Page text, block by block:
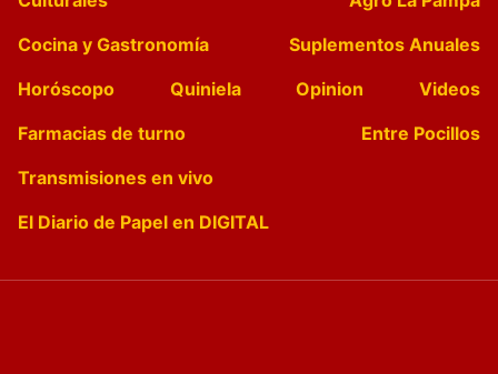
Cocina y Gastronomía
Suplementos Anuales
Horóscopo
Quiniela Opinion
Videos
Farmacias de turno
Entre Pocillos
Transmisiones en vivo
El Diario de Papel en DIGITAL